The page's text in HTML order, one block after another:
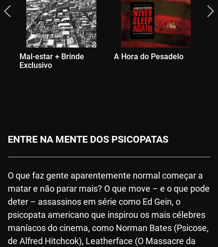
Mal-estar + Brinde
Exclusivo
A Hora do Pesadelo
ENTRE NA MENTE DOS PSICOPATAS
O que faz gente aparentemente normal começar a
matar e não parar mais? O que move – e o que pode
deter – assassinos em série como Ed Gein, o
psicopata americano que inspirou os mais célebres
maníacos do cinema, como Norman Bates (Psicose,
de Alfred Hitchcok), Leatherface (O Massacre da